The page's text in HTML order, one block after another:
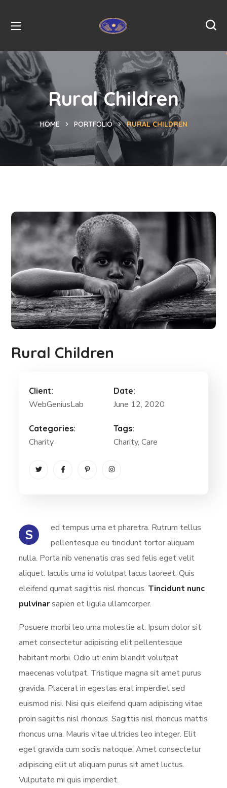
Rural Children
HOME PORTFOLIO RURAL CHILDREN
Rural Children
S
ed tempus urna et pharetra. Rutrum tellus
pellentesque eu tincidunt tortor aliquam
nulla. Porta nib venenatis cras sed felis eget velit
aliquet. Iaculis urna id volutpat lacus laoreet. Quis
eleifend qumat sagittis nisl rhoncus. Tincidunt nunc
pulvinarsapien et ligula ullamcorper.
Posuere morbi leo urna molestie at. Ipsum dolor sit
amet consectetur adipiscing elit pellentesque
habitant morbi. Odio ut enim blandit volutpat
maecenas volutpat. Tristique magna sit amet purus
gravida. Placerat in egestas erat imperdiet sed
euismod nisi. Nisi quis eleifend quam adipiscing vitae
proin sagittis nisl rhoncus. Sagittis nisl rhoncus mattis
rhoncus urna. Mauris vitae ultricies leo integer. Elit
eget gravida cum sociis natoque. Amet consectetur
adipiscing elit ut aliquam purus sit amet luctus.
Vulputate mi quis imperdiet.
Client:
WebGeniusLab
Date:
June 12, 2020
Categories:
Charity
Tags:
Charity, Care